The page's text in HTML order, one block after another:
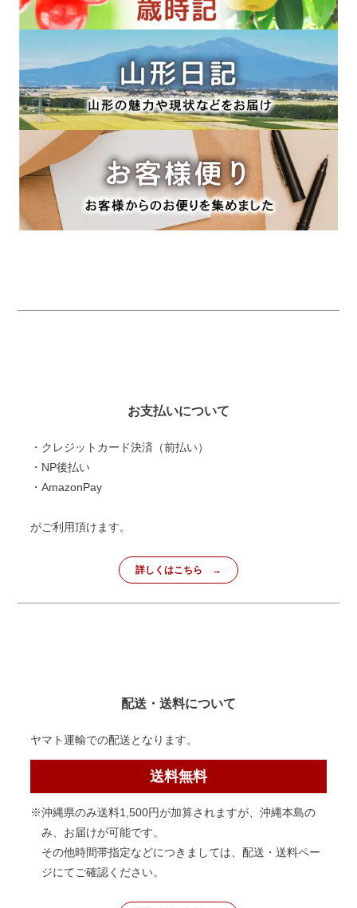
お支払いについて
・クレジットカード決済（前払い）
・NP後払い
・AmazonPay
がご利用頂けます。
詳しくはこちら
配送・送料について
ヤマト運輸での配送となります。
送料無料
※沖縄県のみ送料1,500円が加算されますが、沖縄本島の
み、お届けが可能です。
その他時間帯指定などにつきましては、配送・送料ペー
ジにてご確認ください。